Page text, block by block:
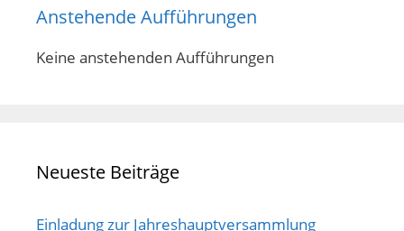
Anstehende Aufführungen
Keine anstehenden Aufführungen
Neueste Beiträge
Einladung zur Jahreshauptversammlung